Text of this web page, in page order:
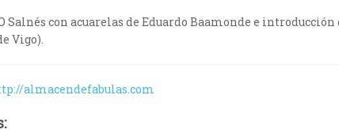
Salnés con acuarelas de Eduardo Baamonde e
Vigo).
almacendefabulas.com